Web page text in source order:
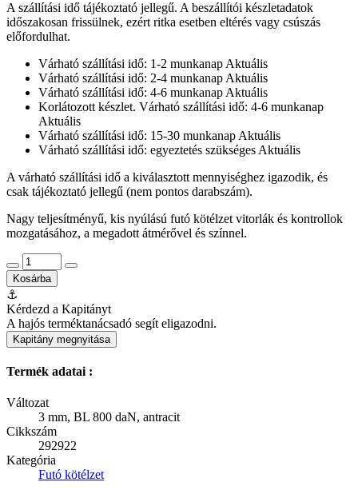
A szállítási idő tájékoztató jellegű. A beszállítói készletadatok
időszakosan frissülnek, ezért ritka esetben eltérés vagy csúszás
előfordulhat.
Várható szállítási idő: 1-2 munkanap Aktuális
Várható szállítási idő: 2-4 munkanap Aktuális
Várható szállítási idő: 4-6 munkanap Aktuális
Korlátozott készlet. Várható szállítási idő: 4-6 munkanap
Aktuális
Várható szállítási idő: 15-30 munkanap Aktuális
Várható szállítási idő: egyeztetés szükséges Aktuális
A várható szállítási idő a kiválasztott mennyiséghez igazodik, és
csak tájékoztató jellegű (nem pontos darabszám).
Nagy teljesítményű, kis nyúlású futó kötélzet vitorlák és kontrollok
mozgatásához, a megadott átmérővel és színnel.
Kosárba
⚓
Kérdezd a Kapitányt
A hajós terméktanácsadó segít eligazodni.
Kapitány megnyitása
Termék adatai :
Változat
3 mm, BL 800 daN, antracit
Cikkszám
292922
Kategória
Futó kötélzet